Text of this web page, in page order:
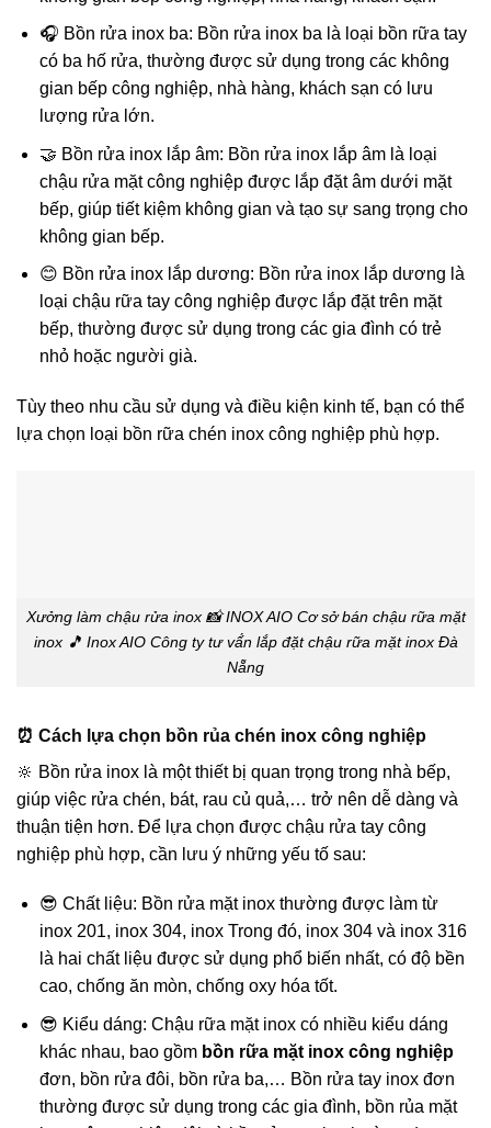
🎧 Bồn rửa inox ba: Bồn rửa inox ba là loại bồn rữa tay
có ba hố rửa, thường được sử dụng trong các không
gian bếp công nghiệp, nhà hàng, khách sạn có lưu
lượng rửa lớn.
🤝 Bồn rửa inox lắp âm: Bồn rửa inox lắp âm là loại
chậu rửa mặt công nghiệp được lắp đặt âm dưới mặt
bếp, giúp tiết kiệm không gian và tạo sự sang trọng cho
không gian bếp.
😊 Bồn rửa inox lắp dương: Bồn rửa inox lắp dương là
loại chậu rữa tay công nghiệp được lắp đặt trên mặt
bếp, thường được sử dụng trong các gia đình có trẻ
nhỏ hoặc người già.
Tùy theo nhu cầu sử dụng và điều kiện kinh tế, bạn có thể
lựa chọn loại bồn rữa chén inox công nghiệp phù hợp.
Xưởng làm chậu rửa inox 📸 INOX AIO Cơ sở bán chậu rữa mặt
inox 🎵 Inox AIO Công ty tư vấ́n lắp đặt chậu rữa mặt inox Đà
Nẵng
⏰ Cách lựa chọn bồn rủa chén inox công nghiệp
🔆 Bồn rửa inox là một thiết bị quan trọng trong nhà bếp,
giúp việc rửa chén, bát, rau củ quả,… trở nên dễ dàng và
thuận tiện hơn. Để lựa chọn được chậu rửa tay công
nghiệp phù hợp, cần lưu ý những yếu tố sau:
😎 Chất liệu: Bồn rửa mặt inox thường được làm từ
inox 201, inox 304, inox Trong đó, inox 304 và inox 316
là hai chất liệu được sử dụng phổ biến nhất, có độ bền
cao, chống ăn mòn, chống oxy hóa tốt.
😎 Kiểu dáng: Chậu rữa mặt inox có nhiều kiểu dáng
khác nhau, bao gồmbồn rữa mặt inox công nghiệp
đơn, bồn rửa đôi, bồn rửa ba,… Bồn rửa tay inox đơn
thường được sử dụng trong các gia đình, bồn rủa mặt